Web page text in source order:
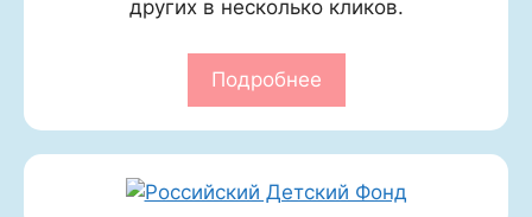
других в несколько кликов.
Подробнее